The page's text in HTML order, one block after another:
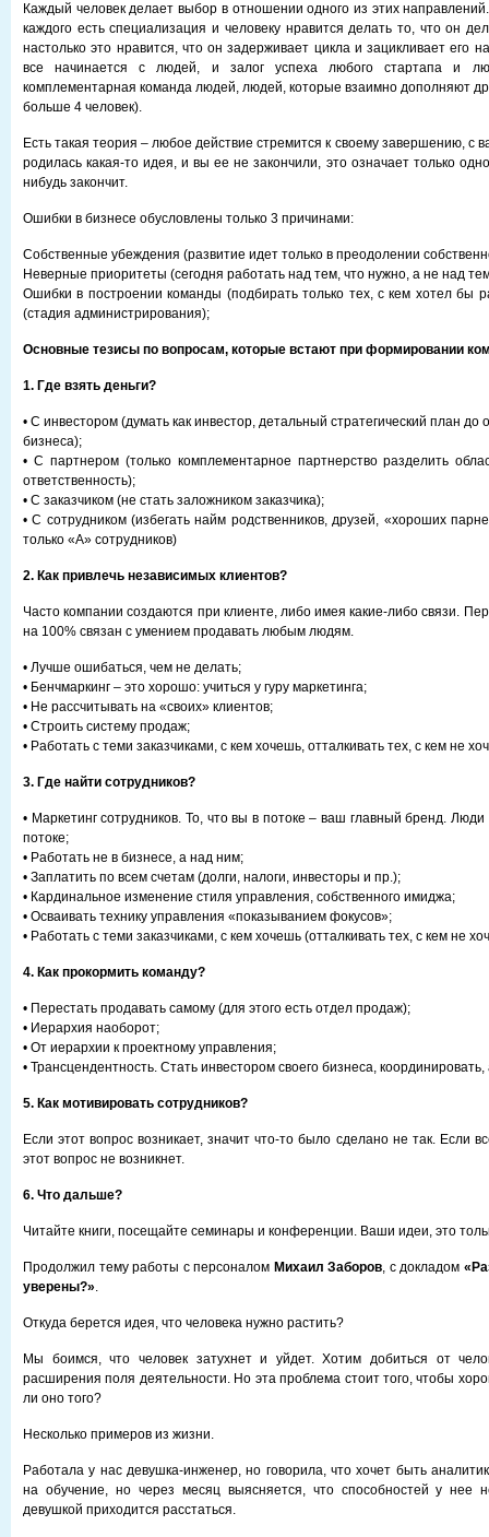
Каждый человек делает выбор в отношении одного из этих
каждого есть специализация и человеку нравится делать то, что он
настолько это нравится, что он задерживает цикла и зацикливает его
все начинается с людей, и залог успеха любого стартапа и
комплементарная команда людей, людей, которые взаимно дополняют
больше 4 человек).
Есть такая теория – любое действие стремится к своему завершению, с
родилась какая-то идея, и вы ее не закончили, это означает только
нибудь закончит.
Ошибки в бизнесе обусловлены только 3 причинами:
Собственные убеждения (развитие идет только в преодолении
Неверные приоритеты (сегодня работать над тем, что нужно, а не над
Ошибки в построении команды (подбирать только тех, с кем хотел бы
(стадия администрирования);
Основные тезисы по вопросам, которые встают при формировании
1. Где взять деньги?
• С инвестором (думать как инвестор, детальный стратегический план
бизнеса);
• С партнером (только комплементарное партнерство разделить
ответственность);
• С заказчиком (не стать заложником заказчика);
• С сотрудником (избегать найм родственников, друзей, «хороших
только «А» сотрудников)
2. Как привлечь независимых клиентов?
Часто компании создаются при клиенте, либо имея какие-либо связи.
на 100% связан с умением продавать любым людям.
• Лучше ошибаться, чем не делать;
• Бенчмаркинг – это хорошо: учиться у гуру маркетинга;
• Не рассчитывать на «своих» клиентов;
• Строить систему продаж;
• Работать с теми заказчиками, с кем хочешь, отталкивать тех, с кем не
3. Где найти сотрудников?
• Маркетинг сотрудников. То, что вы в потоке – ваш главный бренд. Люди
потоке;
• Работать не в бизнесе, а над ним;
• Заплатить по всем счетам (долги, налоги, инвесторы и пр.);
• Кардинальное изменение стиля управления, собственного имиджа;
• Осваивать технику управления «показыванием фокусов»;
• Работать с теми заказчиками, с кем хочешь (отталкивать тех, с кем не
4. Как прокормить команду?
• Перестать продавать самому (для этого есть отдел продаж);
• Иерархия наоборот;
• От иерархии к проектному управления;
• Трансцендентность. Стать инвестором своего бизнеса,
5. Как мотивировать сотрудников?
Если этот вопрос возникает, значит что-то было сделано не так. Если
этот вопрос не возникнет.
6. Что дальше?
Читайте книги, посещайте семинары и конференции. Ваши идеи, это
Продолжил тему работы с персоналом Михаил Заборов, с докладом
уверены?».
Откуда берется идея, что человека нужно растить?
Мы боимся, что человек затухнет и уйдет. Хотим добиться от
расширения поля деятельности. Но эта проблема стоит того, чтобы
ли оно того?
Несколько примеров из жизни.
Работала у нас девушка-инженер, но говорила, что хочет быть
на обучение, но через месяц выясняется, что способностей у нее
девушкой приходится расстаться.